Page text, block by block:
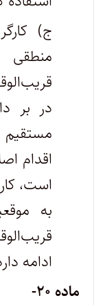
ج)
منطقی
در بر
مستقیم
اقدام
است،
به
ادامه
ماده ۲۰-